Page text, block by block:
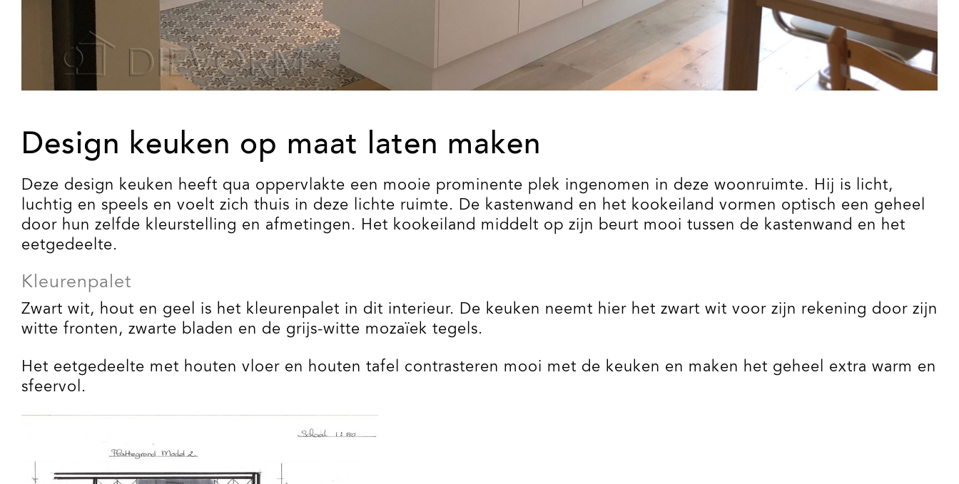
Design keuken op maat laten maken
Deze design keuken heeft qua oppervlakte een mooie prominente plek ingenomen in deze woonruimte. Hij is licht,
luchtig en speels en voelt zich thuis in deze lichte ruimte. De kastenwand en het kookeiland vormen optisch een geheel
door hun zelfde kleurstelling en afmetingen. Het kookeiland middelt op zijn beurt mooi tussen de kastenwand en het
eetgedeelte.
Kleurenpalet
Zwart wit, hout en geel is het kleurenpalet in dit interieur. De keuken neemt hier het zwart wit voor zijn rekening door zijn
witte fronten, zwarte bladen en de grijs-witte mozaïek tegels.
Het eetgedeelte met houten vloer en houten tafel contrasteren mooi met de keuken en maken het geheel extra warm en
sfeervol.